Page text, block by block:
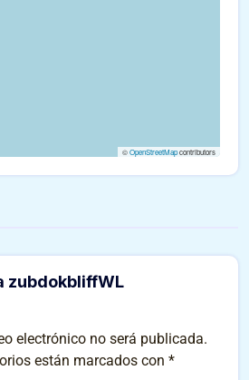
©OpenStreetMapcontributors
zubdokbliffWL
electrónico no será publicada.
están marcados con *